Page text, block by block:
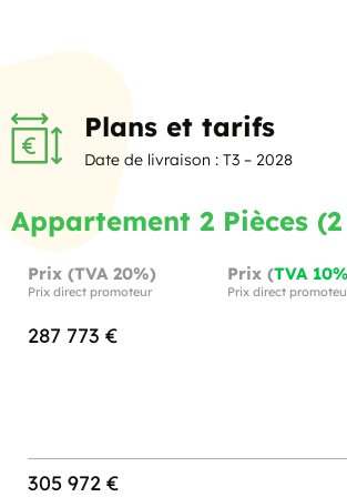
Plans et tarifs
Date de livraison : T3 – 2028
Appartement 2 Pièces
Prix (TVA 20%)
Prix direct promoteur
Prix (TVA 10%
Prix direct
287 773 €
305 972 €